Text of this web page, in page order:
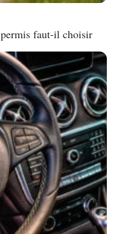
faut-il choisir